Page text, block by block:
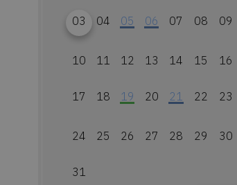
03 04 05 06 07 08 09
10 11 12 13 14 15 16
17 18 19 20 21 22 23
24 25 26 27 28 29 30
31